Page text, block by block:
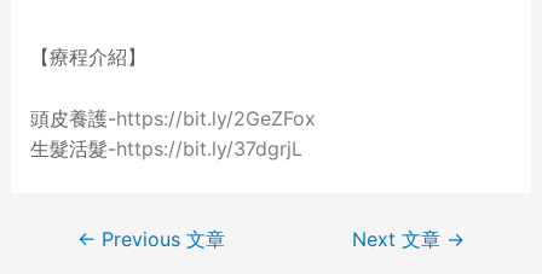
【療程介紹】
頭皮養護-https://bit.ly/2GeZFox
生髮活髮-https://bit.ly/37dgrjL
← Previous 文章 Next 文章 →